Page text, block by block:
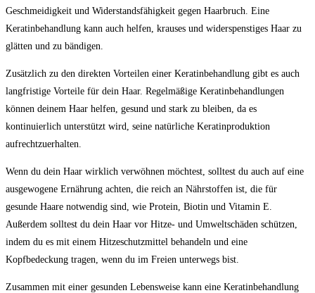
Geschmeidigkeit und Widerstandsfähigkeit gegen Haarbruch. Eine
Keratinbehandlung kann auch helfen, krauses und widerspenstiges Haar zu
glätten und zu bändigen.
Zusätzlich zu den direkten Vorteilen einer Keratinbehandlung gibt es auch
langfristige Vorteile für dein Haar. Regelmäßige Keratinbehandlungen
können deinem Haar helfen, gesund und stark zu bleiben, da es
kontinuierlich unterstützt wird, seine natürliche Keratinproduktion
aufrechtzuerhalten.
Wenn du dein Haar wirklich verwöhnen möchtest, solltest du auch auf eine
ausgewogene Ernährung achten, die reich an Nährstoffen ist, die für
gesunde Haare notwendig sind, wie Protein, Biotin und Vitamin E.
Außerdem solltest du dein Haar vor Hitze- und Umweltschäden schützen,
indem du es mit einem Hitzeschutzmittel behandeln und eine
Kopfbedeckung tragen, wenn du im Freien unterwegs bist.
Zusammen mit einer gesunden Lebensweise kann eine Keratinbehandlung